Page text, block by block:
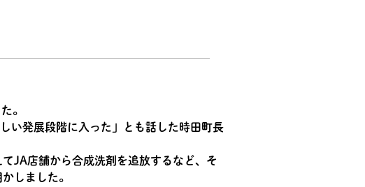
。
JA店舗から合成洗剤を追放するなど、そ
しました。